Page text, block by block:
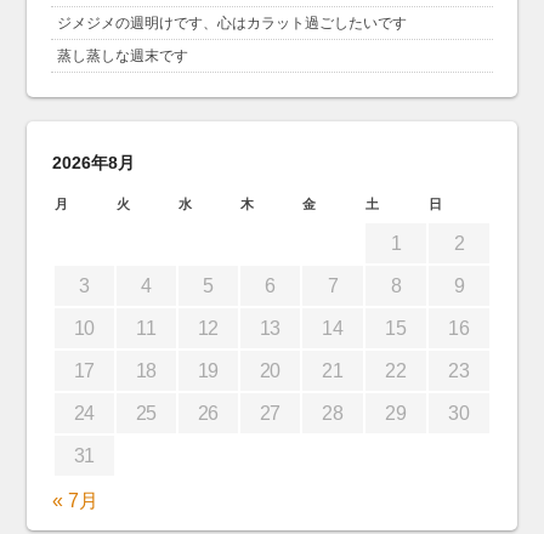
ジメジメの週明けです、心はカラット過ごしたいです
蒸し蒸しな週末です
2026年8月
月 火 水 木 金 土 日
1 2
3 4 5 6 7 8 9
10 11 12 13 14 15 16
17 18 19 20 21 22 23
24 25 26 27 28 29 30
31
« 7月